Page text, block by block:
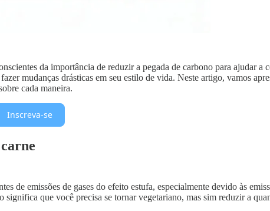
da importância de reduzir a pegada de carbono para ajudar
mudanças drásticas em seu estilo de vida. Neste artigo, vamos
cada maneira.
Inscreva-se
de emissões de gases do efeito estufa, especialmente devido às
significa que você precisa se tornar vegetariano, mas sim reduzir a